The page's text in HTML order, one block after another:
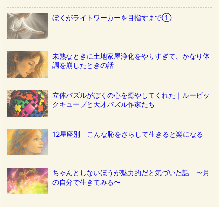
ぼくがライトワーカーを目指すまで①
未熟なときに土地家屋浄化をやりすぎて、かなり体
調を崩したときの話
立体パズルがぼくの心を癒やしてくれた｜ルービッ
クキューブと天才パズル作家たち
12星座別 こんな恥をさらして生きると楽になる
ちゃんとしないほうが魅力的だと気づいた話 〜月
の自分で生きてみる〜